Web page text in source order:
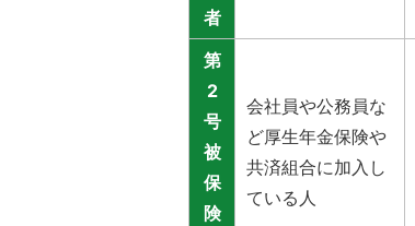
者
第
2
号
被
保
険
会社員や公務員な
ど厚生年金保険や
共済組合に加入し
ている人